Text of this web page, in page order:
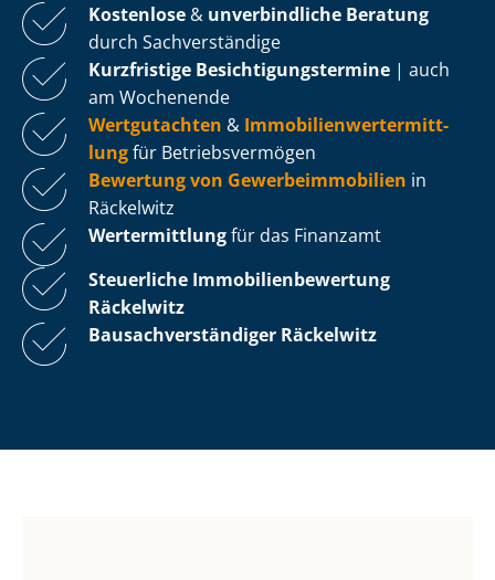
Kostenlose & unverbindliche Beratung
durch Sachverständige
Kurzfristige Be­sich­ti­gungs­ter­mi­ne | auch
am Wochenende
Wertgutachten & Im­mo­bi­li­en­wert­ermitt­
lungfür Be­triebs­ver­mö­gen
Bewertung von Ge­wer­be­im­mo­bi­li­en in
Räckelwitz
Wertermittlungfür das Finanzamt
Steuerliche Im­mo­bi­li­en­be­wer­tung
Räckelwitz
Bau­sach­ver­stän­di­ger Räckelwitz